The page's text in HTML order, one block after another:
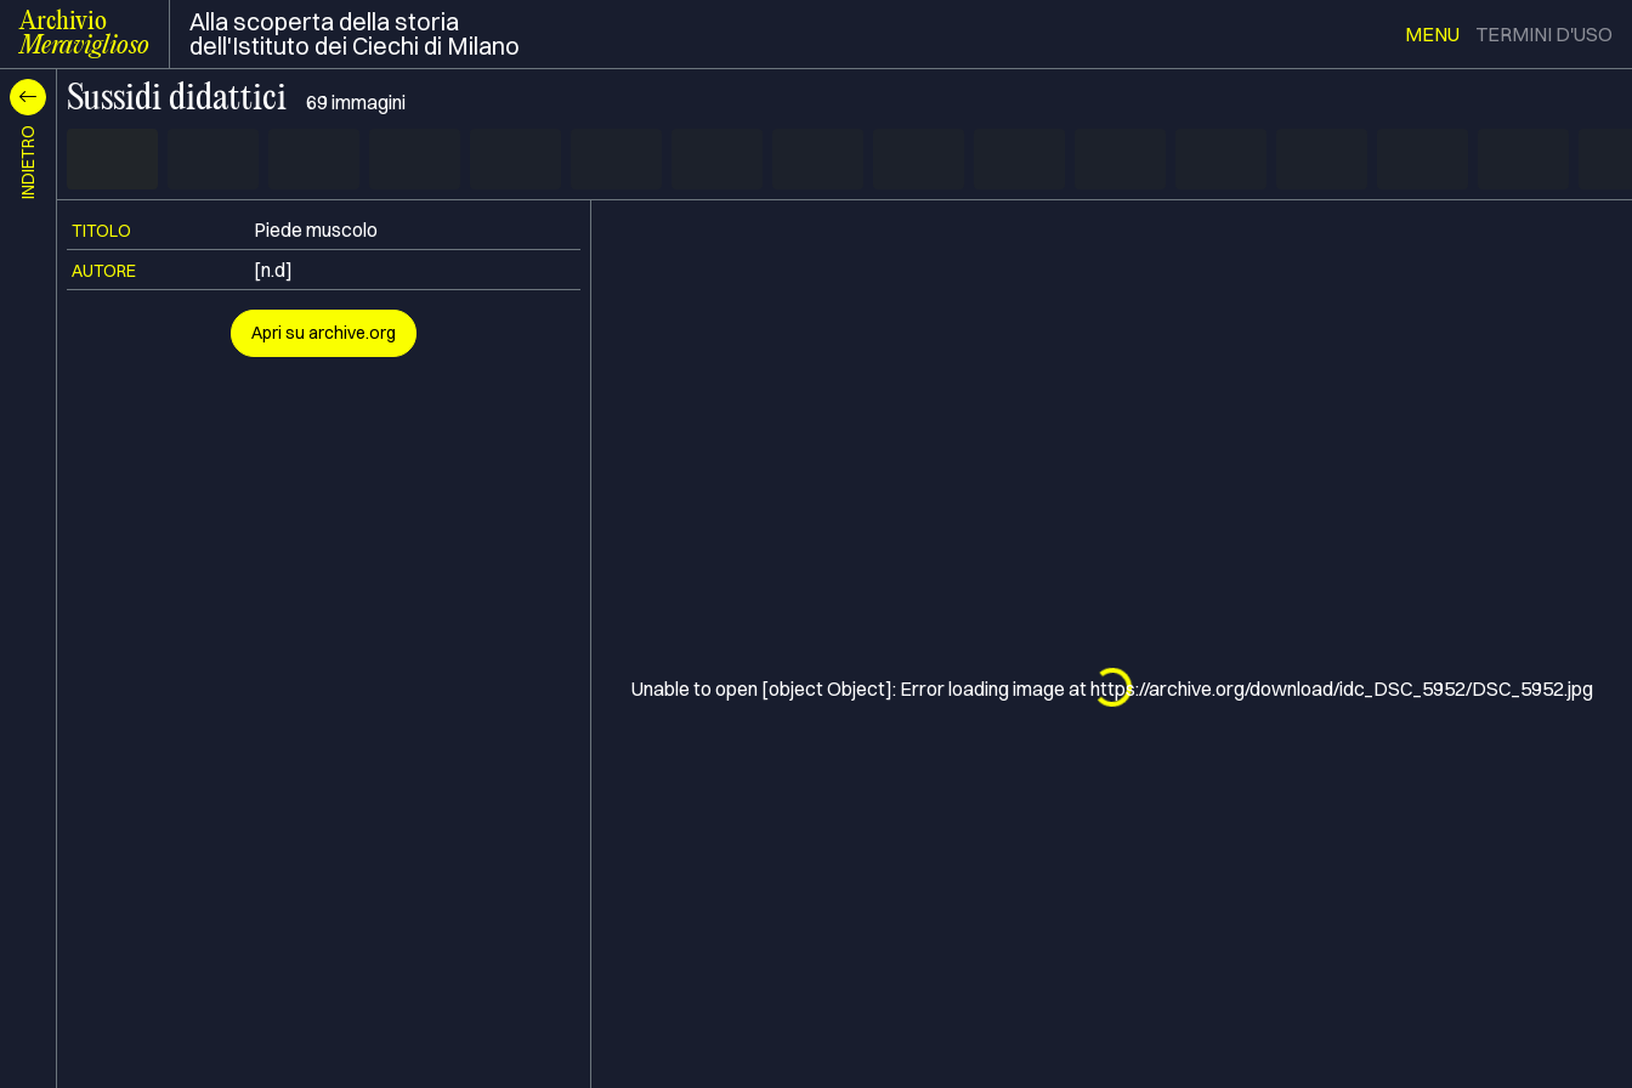
Archivio
Meraviglioso
Alla scoperta della storia
dell'Istituto dei Ciechi di Milano
MENU TERMINI D'USO
INDIETRO
Sussidi didattici 69immagini
TITOLO Piede muscolo
AUTORE [n.d]
Apri su archive.org
Loading...
Unable to open [object Object]: Error loading image at https://archive.org/download/idc_DSC_5952/DSC_5952.jpg